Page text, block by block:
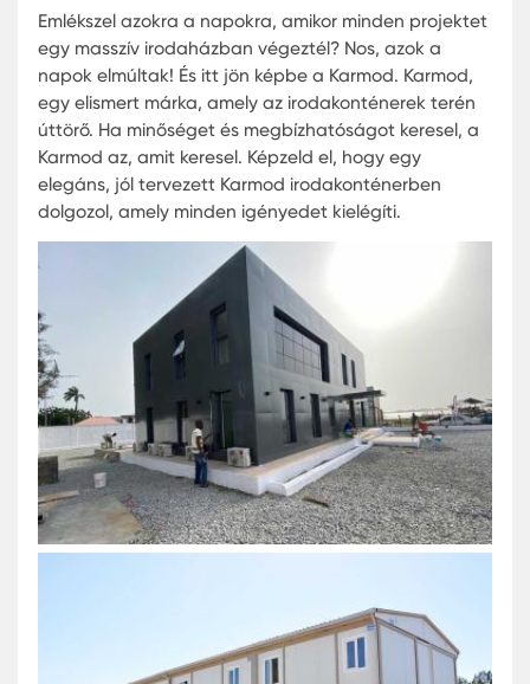
irodakonténereket? Először is, pénzt és időt
takarítanak meg vele. Gyorsan felállíthatók,
költséghatékonyak és rendkívül rugalmasak. De
csak ezért szeretik őket. A dizájntól kezdve a
funkcionalitásig az irodakonténerek
munkateret. Akár egy gyors projektért, akár egy
állandó irodai megoldásért van szükséged, a
konténerek a válasz.
Emlékszel azokra a napokra, amikor minden
egy masszív irodaházban végeztél? Nos, azok a
napok elmúltak! És itt jön képbe a Karmod.
egy elismert márka, amely az irodakonténerek
úttörő. Ha minőséget és megbízhatóságot
Karmod az, amit keresel. Képzeld el, hogy egy
elegáns, jól tervezett Karmod irodakonténerben
dolgozol, amely minden igényedet kielégíti.